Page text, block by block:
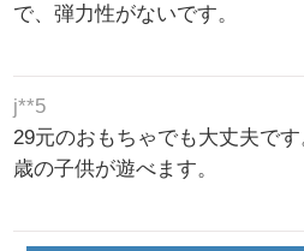
で、弾力性がないです。
j**5
29元のおもちゃでも大丈夫で
歳の子供が遊べます。